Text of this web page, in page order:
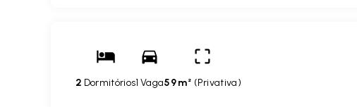
2 Dormitórios1 Vaga59 m² (Privativa)